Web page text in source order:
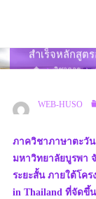
สำเร็จหลักสูต
HOMEวิชาการ
WEB-HUSO
ภาควิชาภาษาตะวั
มหาวิทยาลัยบูรพา
ระยะสั้น ภายใต้โคร
in Thailand ที่จัดขึ้